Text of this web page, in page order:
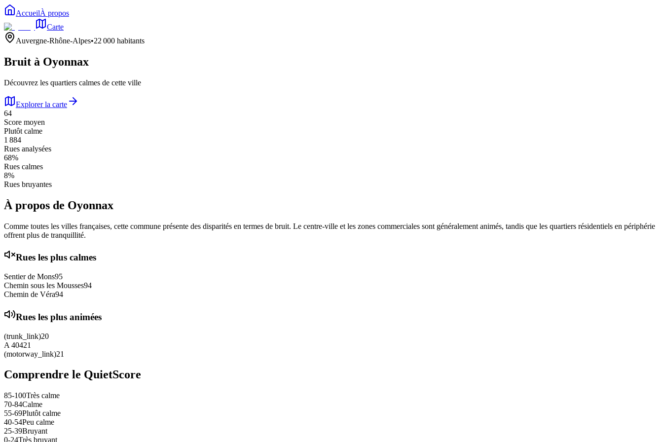
AccueilÀ propos
Carte
Auvergne-Rhône-Alpes•22 000 habitants
Bruit à Oyonnax
Découvrez les quartiers calmes de cette ville
Explorer la carte
64
Score moyen
Plutôt calme
1 884
Rues analysées
68%
Rues calmes
8%
Rues bruyantes
À propos de Oyonnax
Comme toutes les villes françaises, cette commune présente des disparités en termes de bruit. Le centre-ville et les zones commerciales sont généralement animés, tandis que les quartiers résidentiels en périphérie
offrent plus de tranquillité.
Rues les plus calmes
Sentier de Mons95
Chemin sous les Mousses94
Chemin de Véra94
Rues les plus animées
(trunk_link)20
A 40421
(motorway_link)21
Comprendre le QuietScore
85-100Très calme
70-84Calme
55-69Plutôt calme
40-54Peu calme
25-39Bruyant
0-24Très bruyant